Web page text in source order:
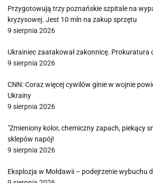
Przygotowują trzy poznańskie szpitale na
kryzysowej. Jest 10 mln na zakup sprzętu
9 sierpnia 2026
Ukrainiec zaatakował zakonnicę. Prokuratura
9 sierpnia 2026
CNN: Coraz więcej cywilów ginie w wojnie
Ukrainy
9 sierpnia 2026
"Zmieniony kolor, chemiczny zapach, piekący
sklepów napój!
9 sierpnia 2026
Eksplozja w Mołdawii – podejrzenie wybuchu